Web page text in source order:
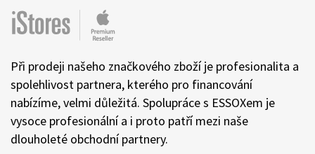
Profesionalita a výborná komunikace dělají z ESSOXu
spolehlivého partnera pro naši vzájemnou spolupráci.
Jejich širokou nabídku spotřebitelských produktů zase
vítají naši zákazníci, kterým ESSOX nabízí nové metody
placení například přes rozloženou platbu nebo při